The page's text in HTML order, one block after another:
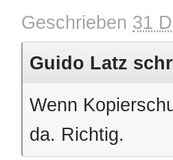
Geschrieben 31
Guido Latz
Wenn
da. Richtig.